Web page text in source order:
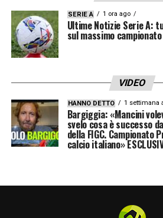
LA PLAYLIST DELLE
SERIE A 1 ora ago
Ultime Notizie Serie A:
sul massimo
VIDEO
HANNO DETTO 1 settimana
Bargiggia: «Mancini
svelo cosa è successo
della FIGC. Campionato
calcio italiano»